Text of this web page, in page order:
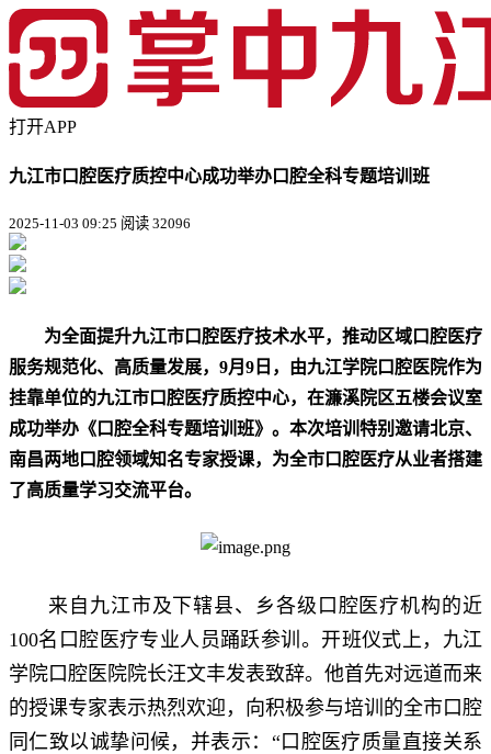
打开APP
九江市口腔医疗质控中心成功举办口腔全科专题培训班
2025-11-03 09:25 阅读 32096
为全面提升九江市口腔医疗技术水平，推动区域口腔医疗
服务规范化、高质量发展，9月9日，由九江学院口腔医院作为
挂靠单位的九江市口腔医疗质控中心，在濂溪院区五楼会议室
成功举办《口腔全科专题培训班》。本次培训特别邀请北京、
南昌两地口腔领域知名专家授课，为全市口腔医疗从业者搭建
了高质量学习交流平台。
来自九江市及下辖县、乡各级口腔医疗机构的近
100名口腔医疗专业人员踊跃参训。开班仪式上，九江
学院口腔医院院长汪文丰发表致辞。他首先对远道而来
的授课专家表示热烈欢迎，向积极参与培训的全市口腔
同仁致以诚挚问候，并表示：“口腔医疗质量直接关系